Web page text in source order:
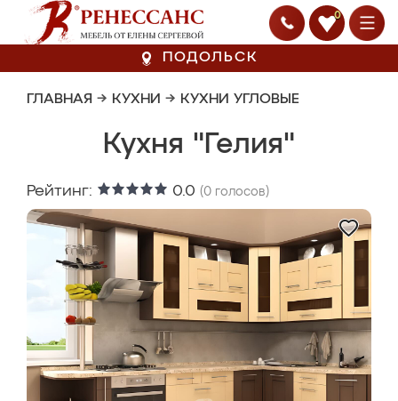
0
ПОДОЛЬСК
ГЛАВНАЯ → КУХНИ → КУХНИ УГЛОВЫЕ
Кухня "Гелия"
Рейтинг: 0.0 (0 голосов)